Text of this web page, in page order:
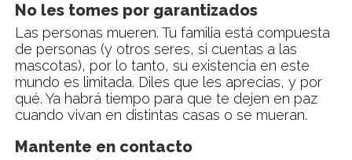
No les tomes por garantizados
Las personas mueren. Tu familia está compuesta
de personas (y otros seres, si cuentas a las
mascotas), por lo tanto, su existencia en este
mundo es limitada. Diles que les aprecias, y por
qué. Ya habrá tiempo para que te dejen en paz
cuando vivan en distintas casas o se mueran.
Mantente en contacto